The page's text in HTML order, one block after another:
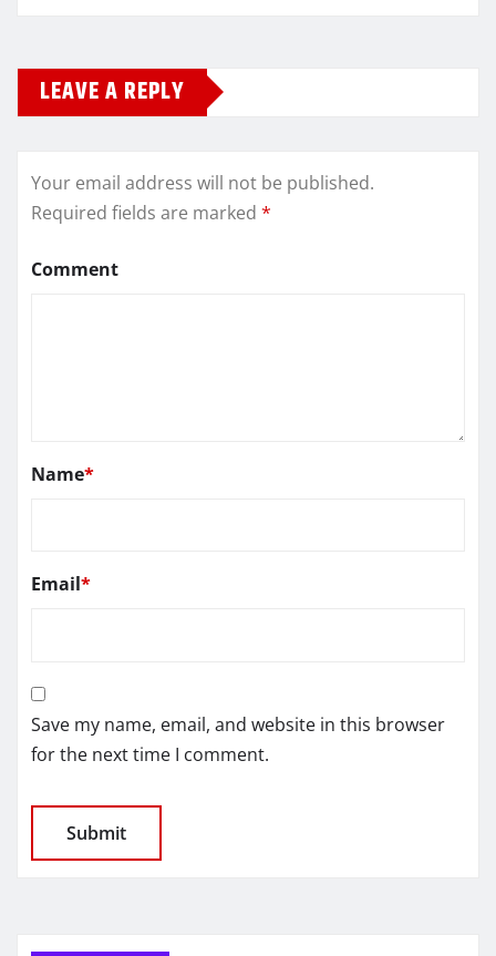
LEAVE A REPLY
Your email address will not be published.
Required fields are marked *
Comment
Name*
Email*
Save my name, email, and website in this browser
for the next time I comment.